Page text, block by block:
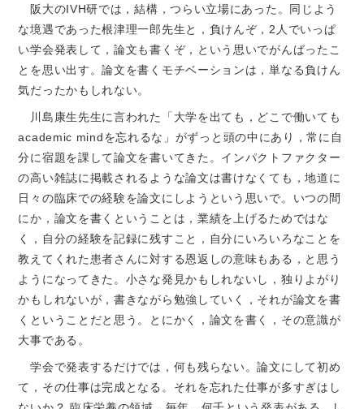
阪大のIVH研では，結構，つらい立場にあった。同じよう
な境遇であった根津理一郎先生と，負けんぞ，2人でいっぱ
い学会発表して，論文も書くぞ，という思いでがんばったこ
とを思い出す。論文を書くモチベーションは，単なる負けん
気だったかもしれない。
川島康生先生に言われた「大学を出ても，どこで働いても
academic mindを忘れるな」がずっと頭の中にあり，常に自
分に宿題を課して論文を書いてきた。インパクトファクター
の高い雑誌に掲載されるような論文は書けなくても，地道に
日々の臨床での経験を論文にしようという思いで。いつの間
にか，論文を書くということは，業績を上げるためではな
く，自分の経験を記録に残すこと，自分にいろいろなことを
教えてくれた患者さんに対する恩返しの意味もある，と思う
ようになってきた。小さな発見かもしれないし，独りよがり
かもしれないが，書きながら勉強していく，それが論文を書
くということだと思う。とにかく，論文を書く，その意識が
大事である。
学会で発表するだけでは，何も残らない。論文にして初め
て，その仕事は完成となる。それを忘れた仕事が多すぎはし